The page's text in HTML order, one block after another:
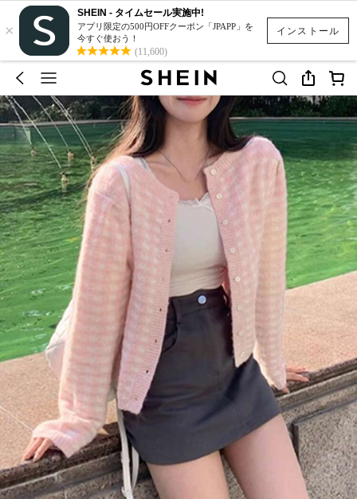
インストール
×
SHEIN - タイムセール実施中!
アプリ限定の500円OFFクーポン「JPAPP」を
今すぐ使おう！
(11,600)